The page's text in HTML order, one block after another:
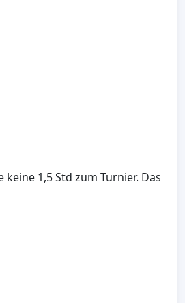
1,5 Std zum Turnier. Das